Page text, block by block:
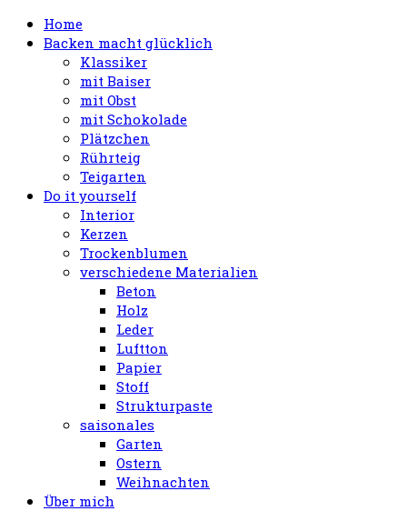
Home
Backen macht glücklich
Klassiker
mit Baiser
mit Obst
mit Schokolade
Plätzchen
Rührteig
Teigarten
Do it yourself
Interior
Kerzen
Trockenblumen
verschiedene Materialien
Beton
Holz
Leder
Luftton
Papier
Stoff
Strukturpaste
saisonales
Garten
Ostern
Weihnachten
Über mich